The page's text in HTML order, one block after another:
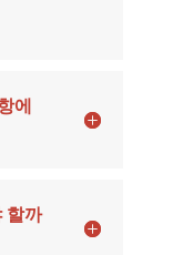
에
할까